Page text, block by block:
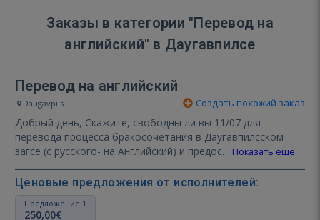
Заказы в категории "Перевод на
английский" в Даугавпилсе
Перевод на английский
Daugavpils Создать похожий заказ
Добрый день, Скажите, свободны ли вы 11/07 для
перевода процесса бракосочетания в Даугавпилсском
загсе (с русского- на Английский) и предос… Показать ещё
Ценовые предложения от исполнителей:
Предложение 1
250,00€